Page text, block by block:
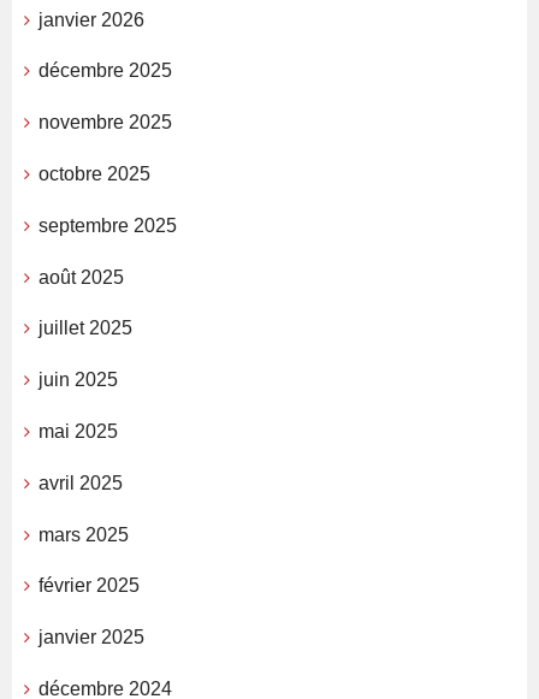
janvier 2026
décembre 2025
novembre 2025
octobre 2025
septembre 2025
août 2025
juillet 2025
juin 2025
mai 2025
avril 2025
mars 2025
février 2025
janvier 2025
décembre 2024